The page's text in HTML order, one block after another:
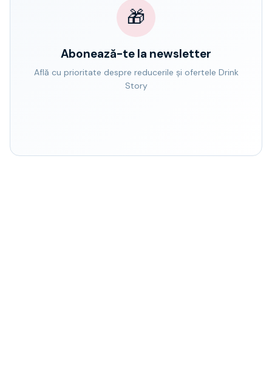
🎁
Abonează-te la newsletter
Află cu prioritate despre reducerile și ofertele Drink
Story